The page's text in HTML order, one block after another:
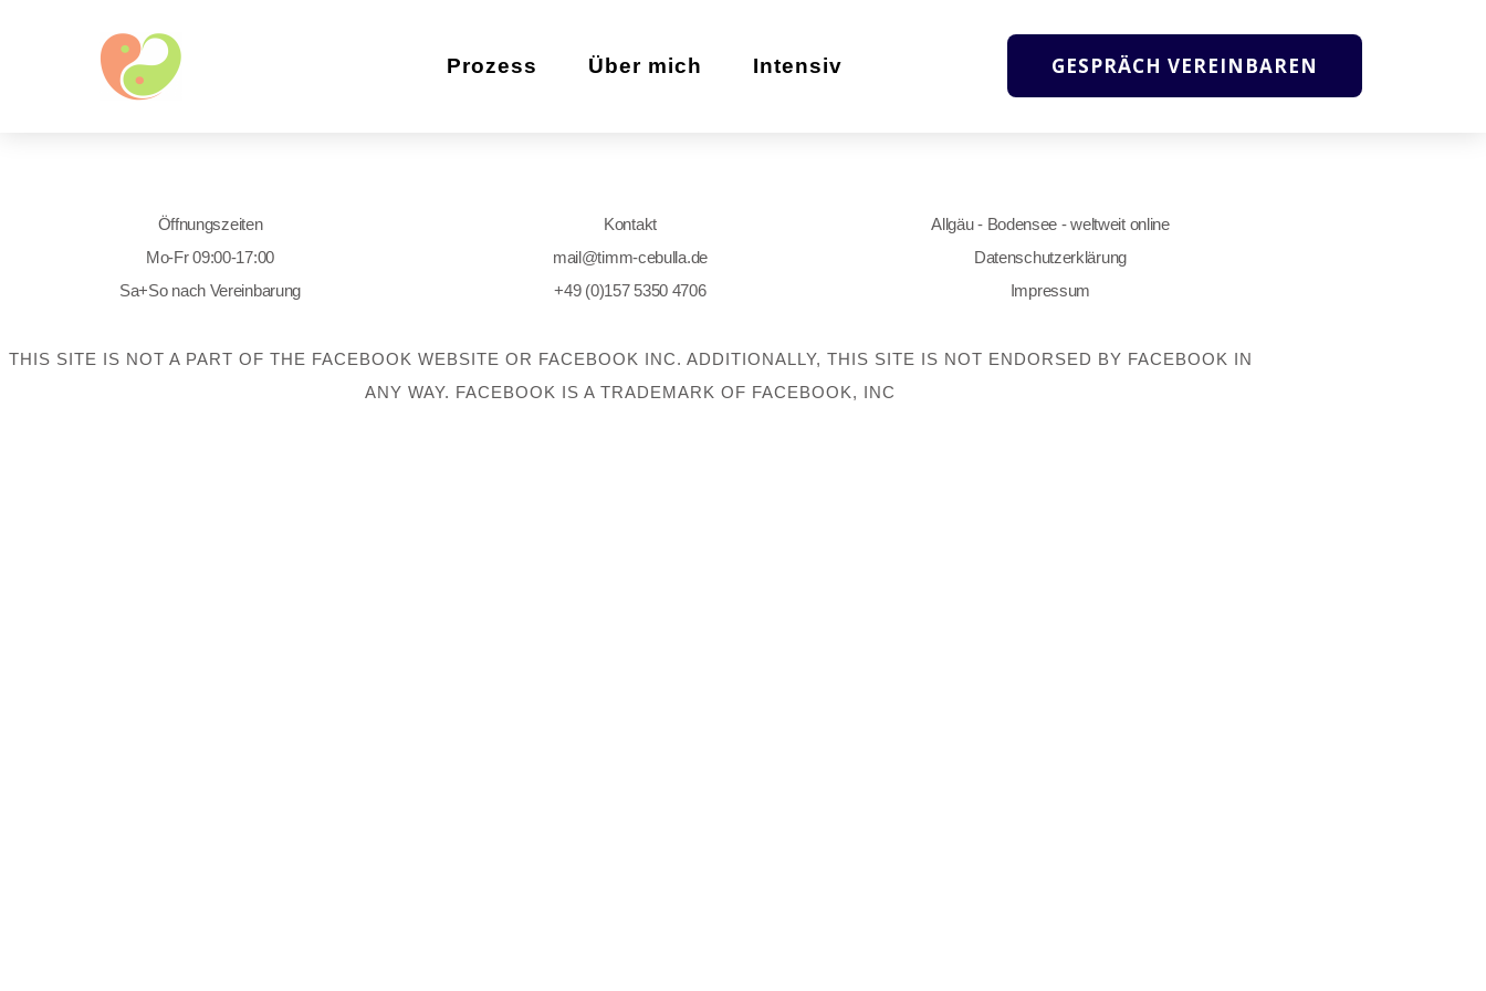
Prozess Über mich Intensiv GESPRÄCH VEREINBAREN
Öffnungszeiten
Mo-Fr 09:00-17:00
Sa+So nach Vereinbarung
Kontakt
mail@timm-cebulla.de
+49 (0)157 5350 4706
Allgäu - Bodensee - weltweit online
Datenschutzerklärung
Impressum
THIS SITE IS NOT A PART OF THE FACEBOOK WEBSITE OR FACEBOOK INC. ADDITIONALLY, THIS SITE IS NOT ENDORSED BY FACEBOOK IN
ANY WAY. FACEBOOK IS A TRADEMARK OF FACEBOOK, INC